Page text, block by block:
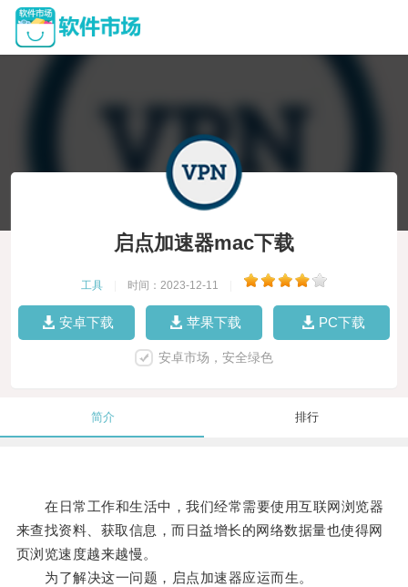
启点加速器mac下载
工具 时间：2023-12-11
安卓下载 苹果下载 PC下载
安卓市场，安全绿色
简介 排行
在日常工作和生活中，我们经常需要使用互联网浏览器
来查找资料、获取信息，而日益增长的网络数据量也使得网
页浏览速度越来越慢。
为了解决这一问题，启点加速器应运而生。